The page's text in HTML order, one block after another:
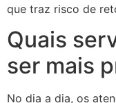
que traz risco de
Quais
ser mais
No dia a dia, os